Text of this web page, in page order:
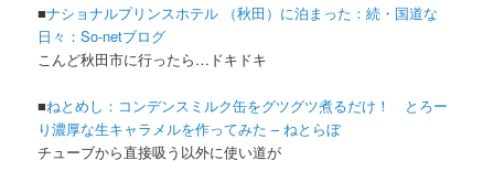
■ナショナルプリンスホテル （秋田）に泊まった：続・国道な
日々：So-netブログ
こんど秋田市に行ったら…ドキドキ
■ねとめし：コンデンスミルク缶をグツグツ煮るだけ！ とろー
り濃厚な生キャラメルを作ってみた – ねとらぼ
チューブから直接吸う以外に使い道が